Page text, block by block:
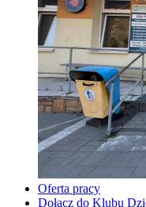
Oferta pracy
Dołącz do Klubu